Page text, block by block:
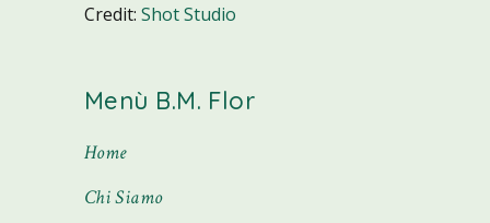
Credit:Shot Studio
Menù B.M. Flor
Home
Chi Siamo